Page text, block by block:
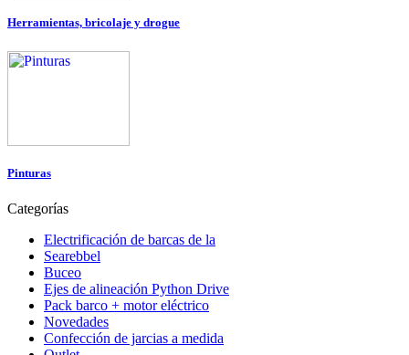
Herramientas, bricolaje y drogue
Pinturas
Categorías
Electrificación de barcas de la
Searebbel
Buceo
Ejes de alineación Python Drive
Pack barco + motor eléctrico
Novedades
Confección de jarcias a medida